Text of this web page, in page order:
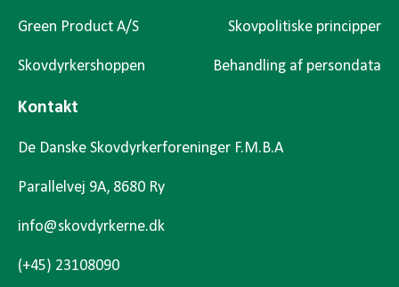
Green Product A/S
Skovdyrkershoppen
Skovpolitiske principper
Behandling af persondata
Kontakt
De Danske Skovdyrkerforeninger F.M.B.A
Parallelvej 9A, 8680 Ry
info@skovdyrkerne.dk
(+45) 23108090